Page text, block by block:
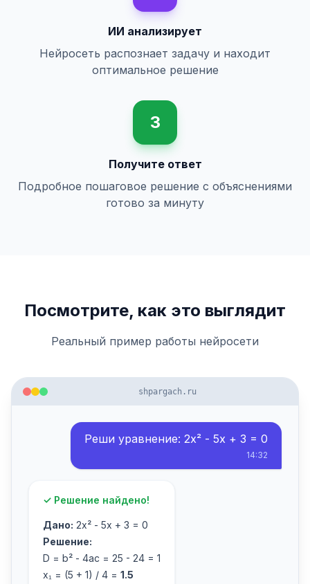
ИИ анализирует
Нейросеть распознает задачу и находит
оптимальное решение
3
Получите ответ
Подробное пошаговое решение с объяснениями
готово за минуту
Посмотрите, как это выглядит
Реальный пример работы нейросети
shpargach.ru
Реши уравнение: 2x² - 5x + 3 = 0
14:32
✓ Решение найдено!
Дано: 2x² - 5x + 3 = 0
Решение:
D = b² - 4ac = 25 - 24 = 1
x₁ = (5 + 1) / 4 = 1.5